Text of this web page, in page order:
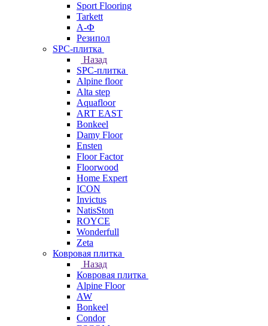
Sport Flooring
Tarkett
А-Ф
Резипол
SPC-плитка
Назад
SPC-плитка
Alpine floor
Alta step
Aquafloor
ART EAST
Bonkeel
Damy Floor
Ensten
Floor Factor
Floorwood
Home Expert
ICON
Invictus
NatisSton
ROYCE
Wonderfull
Zeta
Ковровая плитка
Назад
Ковровая плитка
Alpine Floor
AW
Bonkeel
Condor